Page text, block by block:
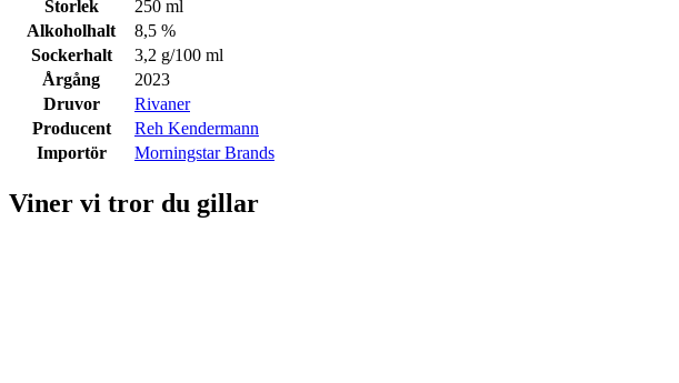
Storlek
250 ml
Alkoholhalt
8,5 %
Sockerhalt
3,2 g/100 ml
Årgång
2023
Druvor
Rivaner
Producent
Reh Kendermann
Importör
Morningstar Brands
Viner vi tror du gillar